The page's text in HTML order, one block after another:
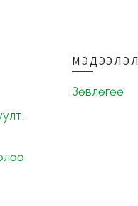
МЭДЭЭЛЭЛ
Зөвлөгөө